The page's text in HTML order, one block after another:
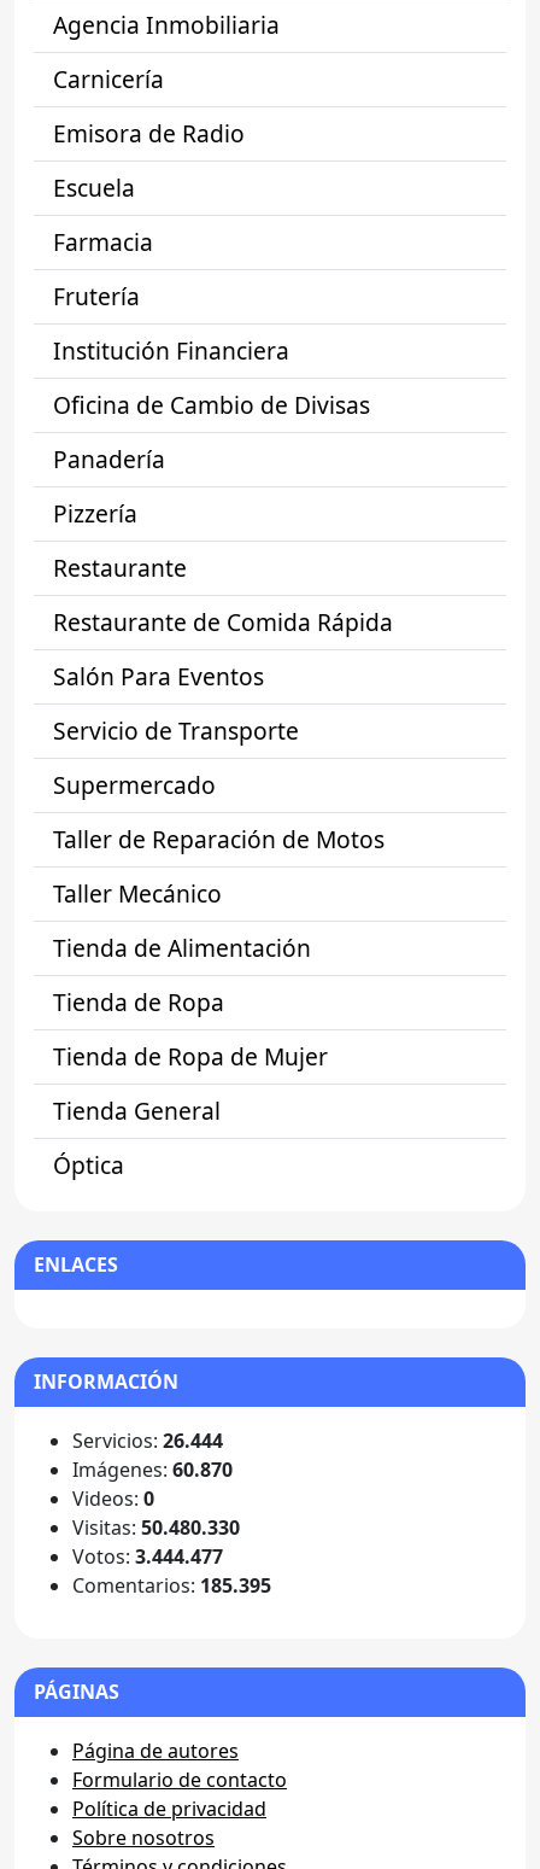
Agencia Inmobiliaria
Carnicería
Emisora de Radio
Escuela
Farmacia
Frutería
Institución Financiera
Oficina de Cambio de Divisas
Panadería
Pizzería
Restaurante
Restaurante de Comida Rápida
Salón Para Eventos
Servicio de Transporte
Supermercado
Taller de Reparación de Motos
Taller Mecánico
Tienda de Alimentación
Tienda de Ropa
Tienda de Ropa de Mujer
Tienda General
Óptica
ENLACES
INFORMACIÓN
Servicios: 26.444
Imágenes: 60.870
Videos: 0
Visitas: 50.480.330
Votos: 3.444.477
Comentarios: 185.395
PÁGINAS
Página de autores
Formulario de contacto
Política de privacidad
Sobre nosotros